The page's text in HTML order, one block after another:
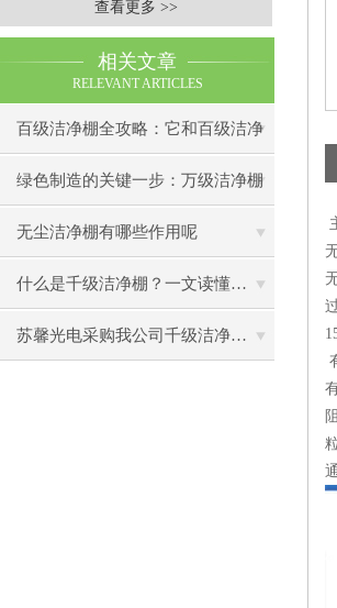
查看更多 >>
相关文章
RELEVANT ARTICLES
百级洁净棚全攻略：它和百级洁净
室到底有什么区别？
绿色制造的关键一步：万级洁净棚
助力环保型半导体产业发展
无尘洁净棚有哪些作用呢
什么是千级洁净棚？一文读懂其结构特点与局部净化优势
苏馨光电采购我公司千级洁净棚普通工作台一批（7月07日）已顺利交货